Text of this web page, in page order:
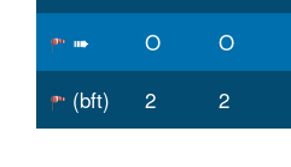
➠ O O
(bft)
2 2